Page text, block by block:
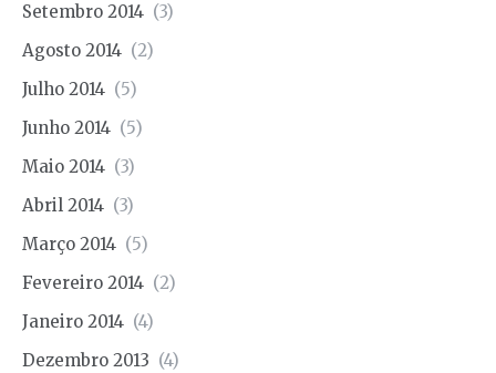
Setembro 2014 (3)
Agosto 2014 (2)
Julho 2014 (5)
Junho 2014 (5)
Maio 2014 (3)
Abril 2014 (3)
Março 2014 (5)
Fevereiro 2014 (2)
Janeiro 2014 (4)
Dezembro 2013 (4)